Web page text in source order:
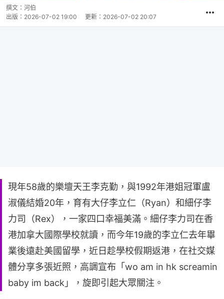
撰文： 河伯
出版： 2026-07-02 19:00 更新： 2026-07-02 20:07
現年58歲的樂壇天王李克勤，與1992年港姐冠軍盧
淑儀結婚20年，育有大仔李立仁（Ryan）和細仔李
力司（Rex），一家四口幸福美滿。細仔李力司在香
港加拿大國際學校就讀，而今年19歲的李立仁去年畢
業後遠赴美國留學，近日趁學校假期返港，在社交媒
體分享多張近照，高調宣布「wo am in hk screamin
baby im back」，旋即引起大眾關注。